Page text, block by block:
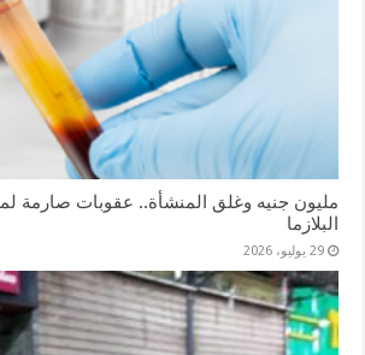
مليون جنيه وغلق المنشأة.. عقوبات صارمة
البلازما
29 يوليو، 2026